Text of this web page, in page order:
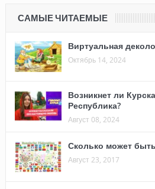
САМЫЕ ЧИТАЕМЫЕ
Виртуальная
Октябрь 14, 2024
Возникнет ли
Республика?
Август 08, 2024
Сколько может
Август 23, 2017